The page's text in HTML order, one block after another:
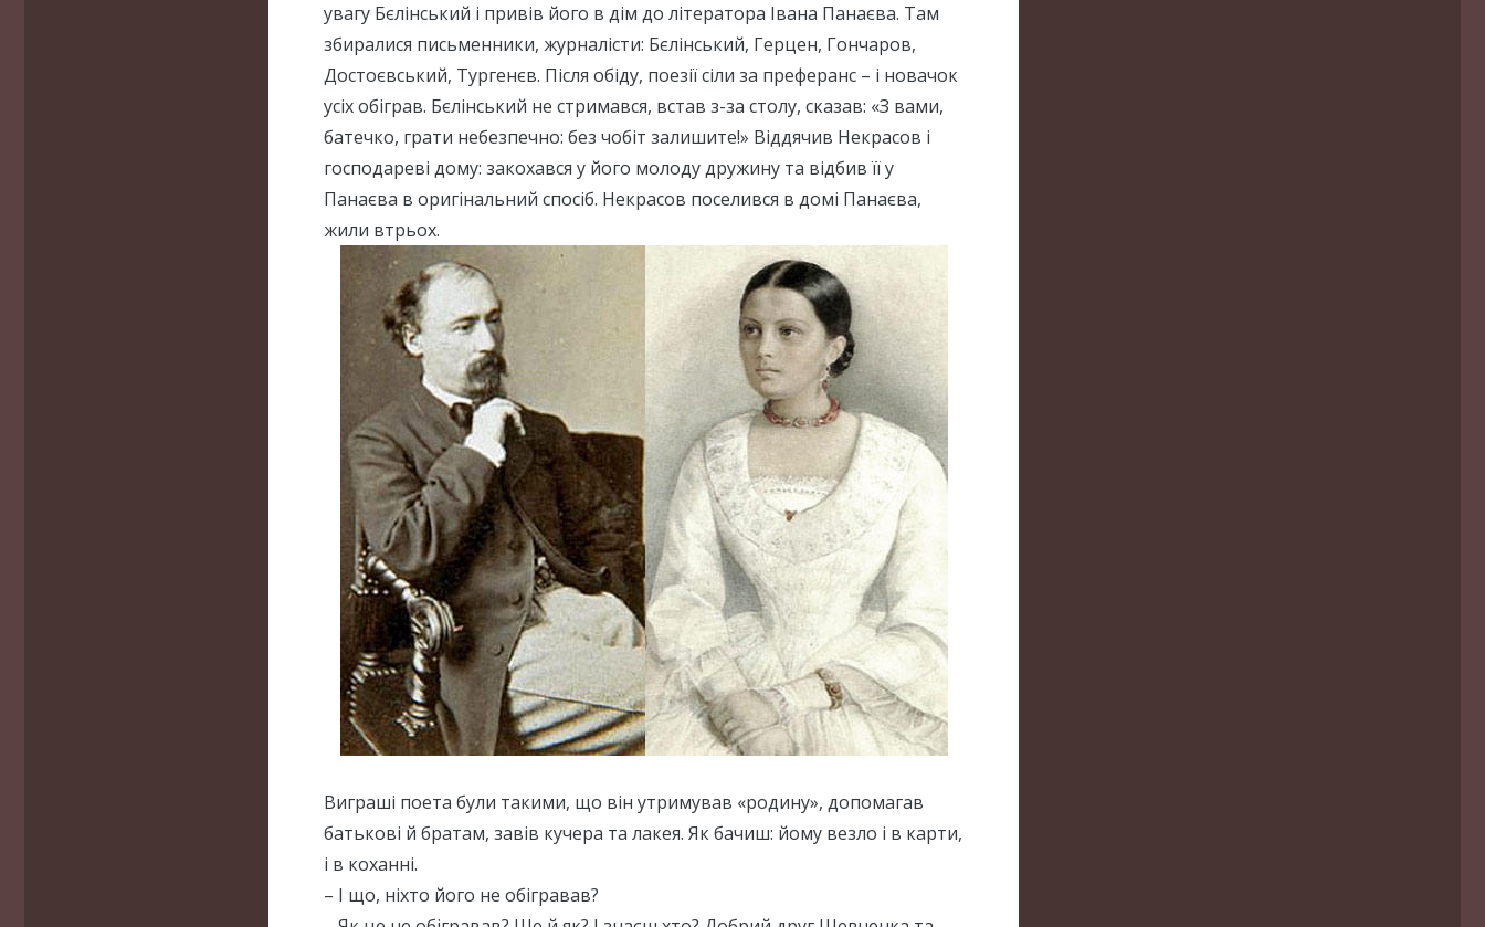
увагу Бєлінський і привів його в дім до літератора Івана Панаєва. Там
збиралися письменники, журналісти: Бєлінський, Герцен, Гончаров,
Достоєвський, Тургенєв. Після обіду, поезії сіли за преферанс – і новачок
усіх обіграв. Бєлінський не стримався, встав з-за столу, сказав: «З вами,
батечко, грати небезпечно: без чобіт залишите!» Віддячив Некрасов і
господареві дому: закохався у його молоду дружину та відбив її у
Панаєва в оригінальний спосіб. Некрасов поселився в домі Панаєва,
жили втрьох.
Виграші поета були такими, що він утримував «родину», допомагав
батькові й братам, завів кучера та лакея. Як бачиш: йому везло і в карти,
і в коханні.
– І що, ніхто його не обігравав?